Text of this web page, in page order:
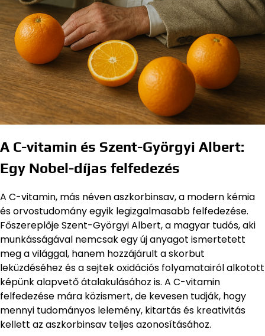
A C-vitamin és Szent-Györgyi Albert:
Egy Nobel-díjas felfedezés
A C-vitamin, más néven aszkorbinsav, a modern kémia
és orvostudomány egyik legizgalmasabb felfedezése.
Főszereplője Szent-Györgyi Albert, a magyar tudós, aki
munkásságával nemcsak egy új anyagot ismertetett
meg a világgal, hanem hozzájárult a skorbut
leküzdéséhez és a sejtek oxidációs folyamatairól alkotott
képünk alapvető átalakulásához is. A C-vitamin
felfedezése mára közismert, de kevesen tudják, hogy
mennyi tudományos lelemény, kitartás és kreativitás
kellett az aszkorbinsav teljes azonosításához.